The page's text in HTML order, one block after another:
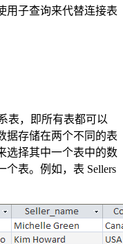
用子查询来代替连接表
表，即所有表都可以
据存储在两个不同的表
选择其中一个表中的数
表。例如，表 Sellers